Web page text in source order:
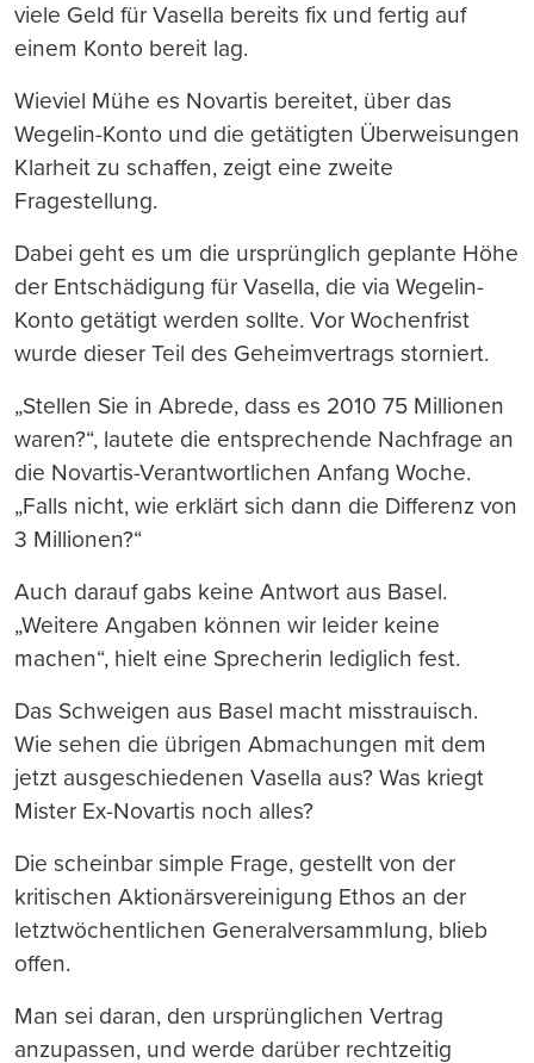
viele Geld für Vasella bereits fix und fertig auf
einem Konto bereit lag.
Wieviel Mühe es Novartis bereitet, über das
Wegelin-Konto und die getätigten Überweisungen
Klarheit zu schaffen, zeigt eine zweite
Fragestellung.
Dabei geht es um die ursprünglich geplante Höhe
der Entschädigung für Vasella, die via Wegelin-
Konto getätigt werden sollte. Vor Wochenfrist
wurde dieser Teil des Geheimvertrags storniert.
„Stellen Sie in Abrede, dass es 2010 75 Millionen
waren?“, lautete die entsprechende Nachfrage an
die Novartis-Verantwortlichen Anfang Woche.
„Falls nicht, wie erklärt sich dann die Differenz von
3 Millionen?“
Auch darauf gabs keine Antwort aus Basel.
„Weitere Angaben können wir leider keine
machen“, hielt eine Sprecherin lediglich fest.
Das Schweigen aus Basel macht misstrauisch.
Wie sehen die übrigen Abmachungen mit dem
jetzt ausgeschiedenen Vasella aus? Was kriegt
Mister Ex-Novartis noch alles?
Die scheinbar simple Frage, gestellt von der
kritischen Aktionärsvereinigung Ethos an der
letztwöchentlichen Generalversammlung, blieb
offen.
Man sei daran, den ursprünglichen Vertrag
anzupassen, und werde darüber rechtzeitig